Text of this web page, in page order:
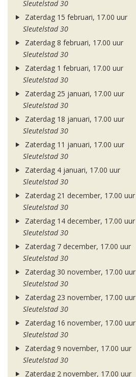
Sleutelstad 30
Zaterdag 15 februari, 17.00 uur
Sleutelstad 30
Zaterdag 8 februari, 17.00 uur
Sleutelstad 30
Zaterdag 1 februari, 17.00 uur
Sleutelstad 30
Zaterdag 25 januari, 17.00 uur
Sleutelstad 30
Zaterdag 18 januari, 17.00 uur
Sleutelstad 30
Zaterdag 11 januari, 17.00 uur
Sleutelstad 30
Zaterdag 4 januari, 17.00 uur
Sleutelstad 30
Zaterdag 21 december, 17.00 uur
Sleutelstad 30
Zaterdag 14 december, 17.00 uur
Sleutelstad 30
Zaterdag 7 december, 17.00 uur
Sleutelstad 30
Zaterdag 30 november, 17.00 uur
Sleutelstad 30
Zaterdag 23 november, 17.00 uur
Sleutelstad 30
Zaterdag 16 november, 17.00 uur
Sleutelstad 30
Zaterdag 9 november, 17.00 uur
Sleutelstad 30
Zaterdag 2 november, 17.00 uur